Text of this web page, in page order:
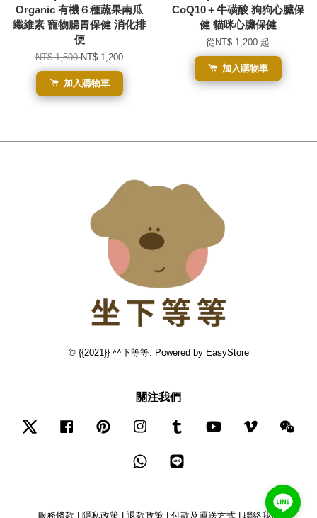
Organic 有機６種蔬果南瓜
纖維素 寵物腸胃保健 消化排
便
NT$ 1,500NT$ 1,200
加入購物車
CoQ10＋牛磺酸 狗狗心臟保
健 貓咪心臟保健
從 NT$ 1,200 起
加入購物車
© {{2021}} 坐下等等. Powered by EasyStore
關注我們
Twitter Facebook Pinterest Instagram Tumblr YouTube Vimeo
Whatsapp
服務條款 隱私政策| 退款政策| 付款及運送方式| 聯絡我們